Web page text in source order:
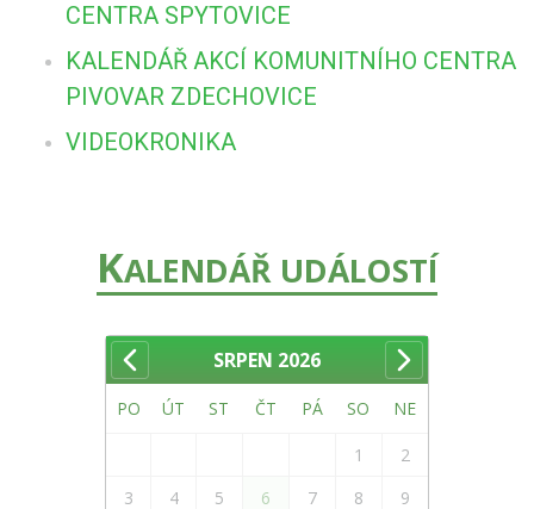
CENTRA SPYTOVICE
KALENDÁŘ AKCÍ KOMUNITNÍHO CENTRA
PIVOVAR ZDECHOVICE
VIDEOKRONIKA
KALENDÁŘ UDÁLOSTÍ
SRPEN 2026
PO ÚT ST ČT PÁ SO NE
1
2
3
4 5 6 7 8 9